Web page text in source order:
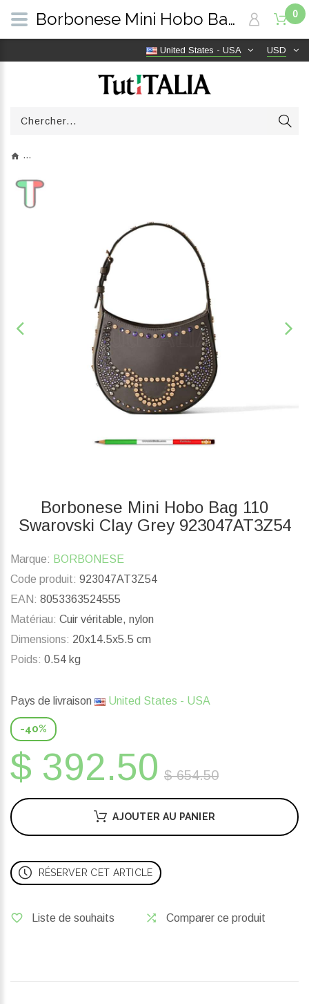
USD
United States - USA
0
Borbonese Mini Hobo Bag 110
Swarovski Clay Grey 923047AT3Z54
Marque: BORBONESE
Code produit: 923047AT3Z54
EAN: 8053363524555
Matériau: Cuir véritable, nylon
Dimensions: 20x14.5x5.5 cm
Poids: 0.54 kg
Pays de livraison United States - USA
-40%
$ 392.50 $ 654.50
AJOUTER AU PANIER
RÉSERVER CET ARTICLE
Liste de souhaits Comparer ce produit
Borbonese Mini Hobo Bag 110 Swarovski Clay Grey 923047AT3Z54 | TutITALIA